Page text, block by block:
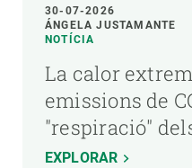
30-07-2026
ÁNGELA JUSTAMANTE
NOTÍCIA
La calor
emissions de
"respiració"
EXPLORAR